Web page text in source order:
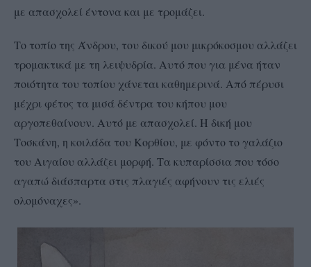
με απασχολεί έντονα και με τρομάζει.
Το τοπίο της Άνδρου, του δικού μου μικρόκοσμου αλλάζει
τρομακτικά με τη λειψυδρία. Αυτό που για μένα ήταν
ποιότητα του τοπίου χάνεται καθημερινά. Από πέρυσι
μέχρι φέτος τα μισά δέντρα του κήπου μου
αργοπεθαίνουν. Αυτό με απασχολεί. Η δική μου
Τοσκάνη, η κοιλάδα του Κορθίου, με φόντο το γαλάζιο
του Αιγαίου αλλάζει μορφή. Τα κυπαρίσσια που τόσο
αγαπώ διάσπαρτα στις πλαγιές αφήνουν τις ελιές
ολομόναχες».